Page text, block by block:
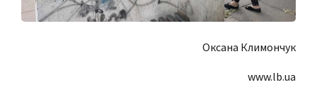
Оксана Климончук
www.lb.ua